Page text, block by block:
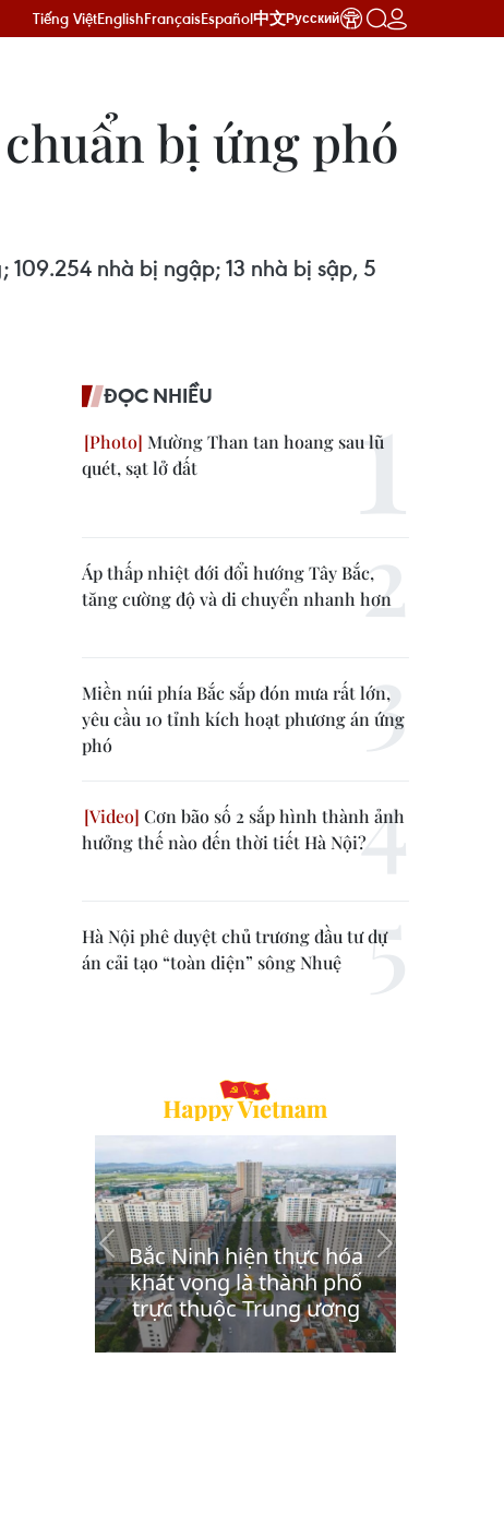
Tiếng ViệtEnglishFrançaisEspañol中文Русский
bị ứng phó
nhà bị ngập; 13 nhà bị sập, 5
ĐỌC NHIỀU
Mường Than tan hoang sau lũ
quét, sạt lở đất
Áp thấp nhiệt đới đổi hướng Tây Bắc,
tăng cường độ và di chuyển nhanh hơn
Miền núi phía Bắc sắp đón mưa rất lớn,
yêu cầu 10 tỉnh kích hoạt phương án ứng
phó
Cơn bão số 2 sắp hình thành ảnh
hưởng thế nào đến thời tiết Hà Nội?
Hà Nội phê duyệt chủ trương đầu tư dự
án cải tạo “toàn diện” sông Nhuệ